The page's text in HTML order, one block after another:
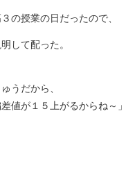
の授業の日だったので、
して配った。
うだから、
値が１５上がるからね～」